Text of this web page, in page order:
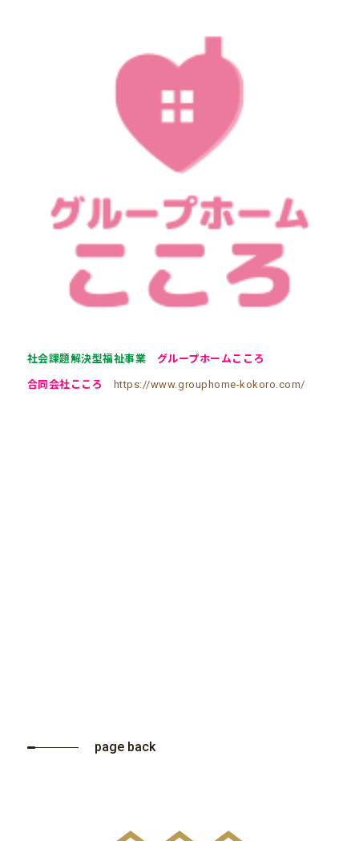
社会課題解決型福祉事業 グループホームこころ
合同会社こころ https://www.grouphome-kokoro.com/
page back